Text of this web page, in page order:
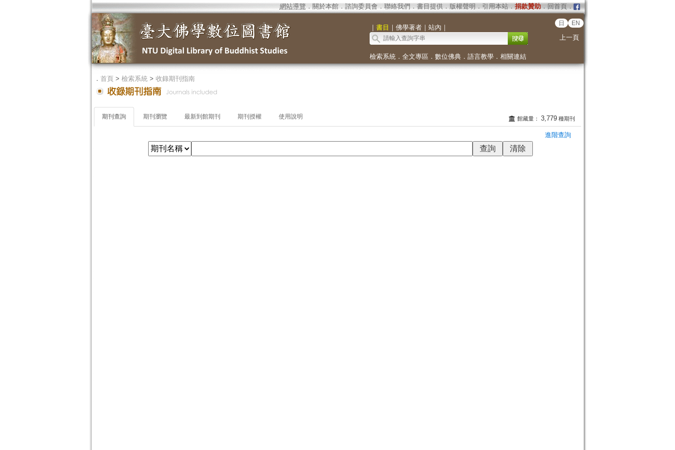
網站導覽 ． 關於本館． 諮詢委員會 ． 聯絡我們 ． 書目提供． 版權聲明． 引用本站．捐款贊助．回首頁．
｜ 書目 ｜ 佛學著者｜ 站內 ｜
日 EN
上一頁
檢索系統． 全文專區 ． 數位佛典． 語言教學． 相關連結
． 首頁> 檢索系統> 收錄期刊指南
期刊查詢 期刊瀏覽 最新到館期刊 期刊授權 使用說明 館藏量： 3,779種期刊
進階查詢